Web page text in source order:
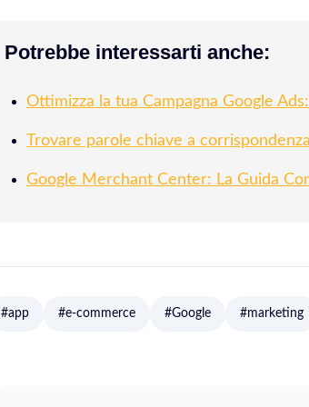
Potrebbe interessarti anche:
Ottimizza la tua Campagna Google
Trovare parole chiave a
Google Merchant Center: La Guida
#app #e-commerce #Google #marketing